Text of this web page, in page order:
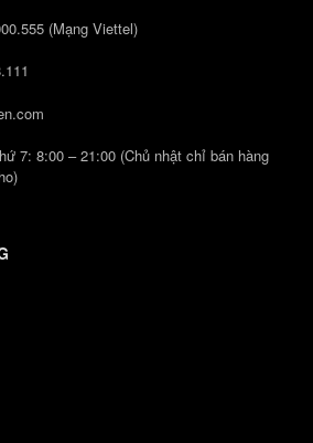
(Mạng Viettel)
7: 8:00 – 21:00 (Chủ nhật chỉ bán hàng